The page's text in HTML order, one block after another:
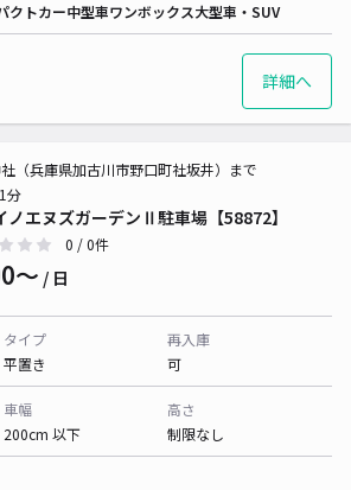
クトカー中型車ワンボックス大型車・SUV
詳細へ
ノエヌズガーデンⅡ駐車場【58872】
（兵庫県加古川市野口町社坂井）まで
分
0 / 0件
〜 / 日
タイプ
平置き
再入庫
可
車幅
200cm 以下
高さ
制限なし